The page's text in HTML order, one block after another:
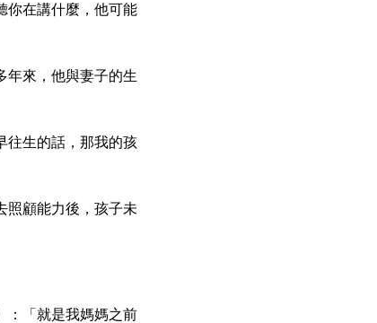
你在講什麼，他可能
年來，他與妻子的生
往生的話，那我的孩
照顧能力後，孩子未
：「就是我媽媽之前